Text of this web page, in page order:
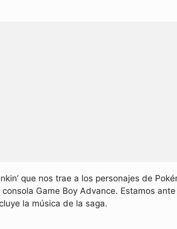
que nos trae a los personajes de
Game Boy Advance. Estamos
la música de la saga.